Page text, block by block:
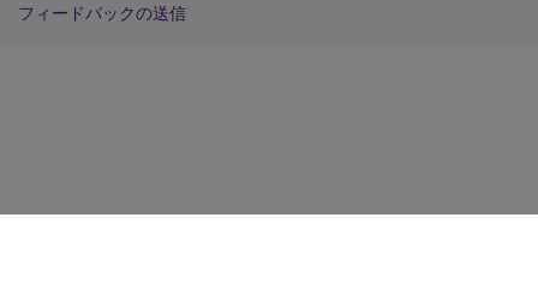
フィードバックの送信